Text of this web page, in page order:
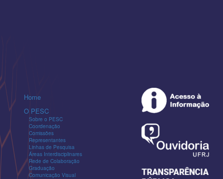
Home
O PESC
Sobre o PESC
Coordenação
Comissões
Representantes
Linhas de Pesquisa
Áreas Interdisciplinares
Rede de Colaboração
Graduação
Comunicação Visual